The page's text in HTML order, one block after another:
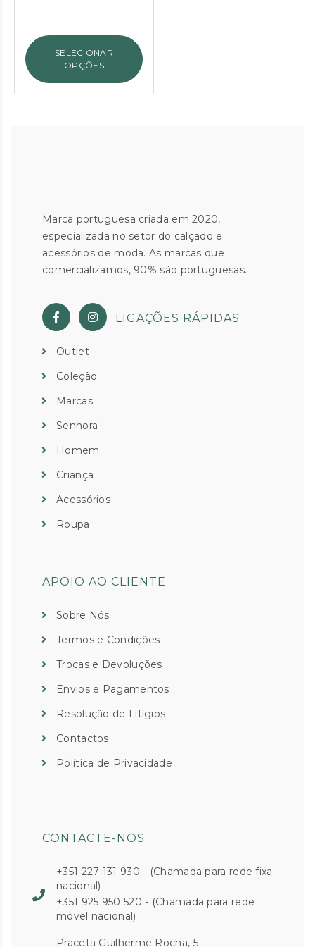
€55.90.
é:
€30.00.
SELECIONAR
OPÇÕES
Marca portuguesa criada em 2020,
especializada no setor do calçado e
acessórios de moda. As marcas que
comercializamos, 90% são portuguesas.
LIGAÇÕES RÁPIDAS
Outlet
Coleção
Marcas
Senhora
Homem
Criança
Acessórios
Roupa
APOIO AO CLIENTE
Sobre Nós
Termos e Condições
Trocas e Devoluções
Envios e Pagamentos
Resolução de Litígios
Contactos
Política de Privacidade
CONTACTE-NOS
+351 227 131 930 - (Chamada para rede fixa
nacional)
+351 925 950 520 - (Chamada para rede
móvel nacional)
Praceta Guilherme Rocha, 5